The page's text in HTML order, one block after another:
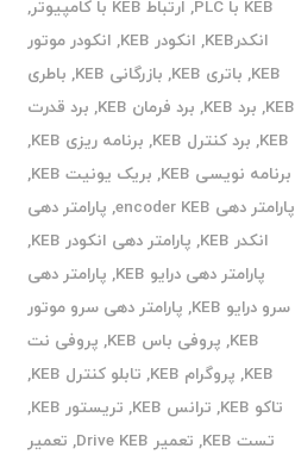
KEB با PLC
, ارتباط KEB با کامپیوتر
,
انکدرKEB
, انکودر KEB , انکودر موتور
KEB
, باتری KEB , بازرگانی KEB , باطری
KEB
, برد KEB , برد فرمان KEB , برد قدرت
KEB
, برد کنترل KEB , برنامه ریزی KEB
,
برنامه نویسی KEB
, بریک یونیت KEB
,
پارامتر دهی encoder KEB
, پارامتر دهی
انکدر KEB
, پارامتر دهی انکودر KEB
,
پارامتر دهی درایو KEB
, پارامتر دهی
سرو درایو KEB
, پارامتر دهی سرو موتور
KEB
, پروفی باس KEB , پروفی نت
KEB
, پروگرام KEB , تابلو کنترل KEB
,
تاکو KEB
, ترانس KEB , تریستور KEB
,
تست KEB
, تعمیر Drive KEB , تعمیر